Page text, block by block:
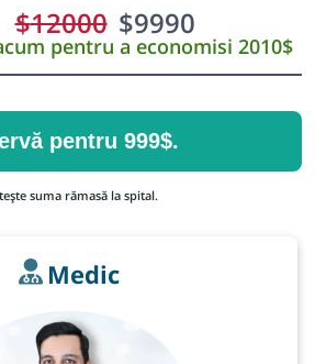
$12000 $9990
pentru a economisi 2010$
pentru 999$.
suma rămasă la spital.
Medic